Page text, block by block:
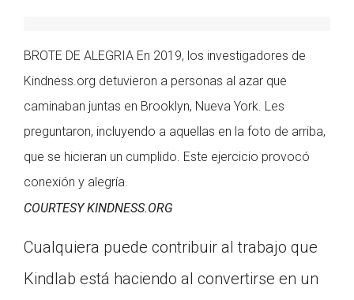
BROTE DE ALEGRIA En 2019, los investigadores de
Kindness.org detuvieron a personas al azar que
caminaban juntas en Brooklyn, Nueva York. Les
preguntaron, incluyendo a aquellas en la foto de arriba,
que se hicieran un cumplido. Este ejercicio provocó
conexión y alegría.
COURTESY KINDNESS.ORG
Cualquiera puede contribuir al trabajo que
Kindlab está haciendo al convertirse en un